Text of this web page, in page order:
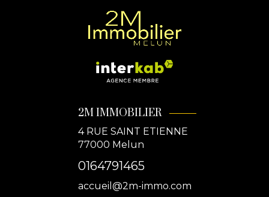
2M IMMOBILIER
4 RUE SAINT ETIENNE
77000 Melun
0164791465
accueil@2m-immo.com